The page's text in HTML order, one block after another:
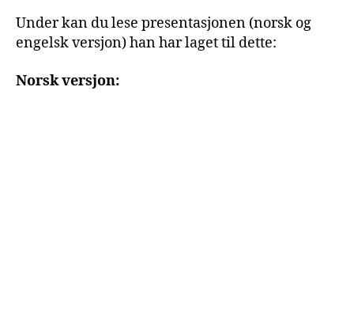
Under kan du lese presentasjonen (norsk og
engelsk versjon) han har laget til dette:
Norsk versjon: